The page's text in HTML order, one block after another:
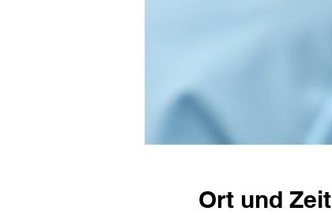
Ort und Zeit